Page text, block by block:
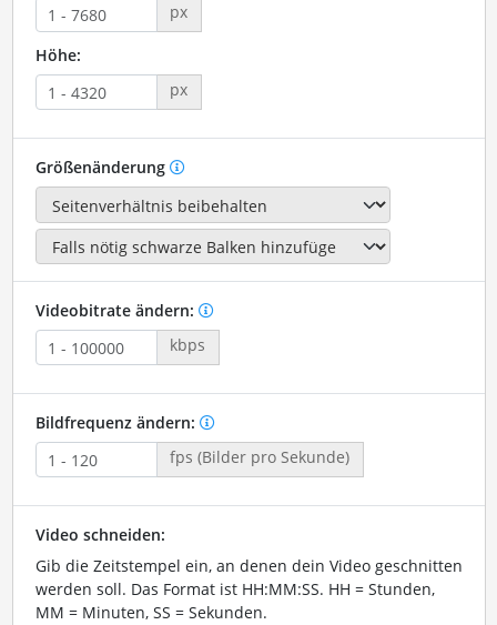
px
Höhe:
px
Größenänderung
Videobitrate ändern:
kbps
Bildfrequenz ändern:
fps (Bilder pro Sekunde)
Video schneiden:
Gib die Zeitstempel ein, an denen dein Video geschnitten
werden soll. Das Format ist HH:MM:SS. HH = Stunden,
MM = Minuten, SS = Sekunden.